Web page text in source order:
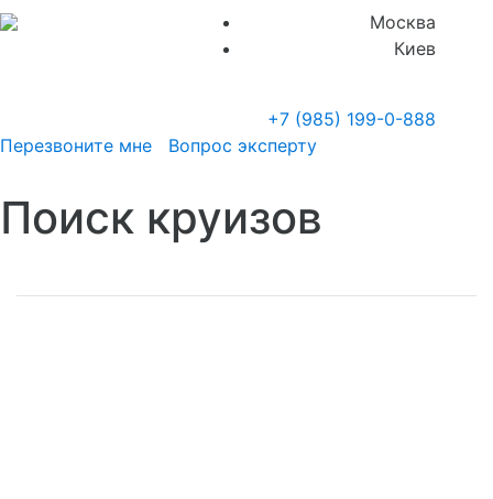
Москва
Киев
+7 (985) 199-0-888
Перезвоните мне
Вопрос эксперту
Поиск круизов